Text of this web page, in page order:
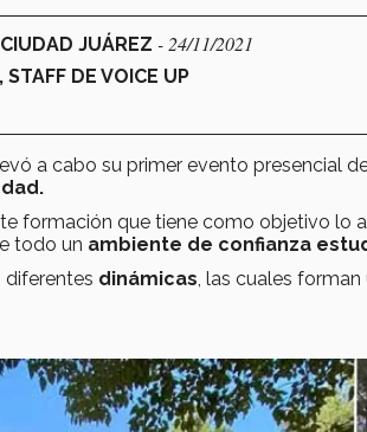
JUÁREZ - 24/11/2021
DE VOICE UP
a cabo su primer evento presencial
formación que tiene como objetivo lo
todo un ambiente de confianza
diferentes dinámicas , las cuales